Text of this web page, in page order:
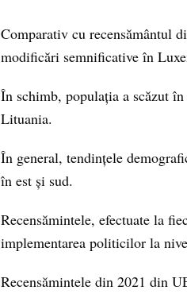
Comparativ cu recensământul
modificări semnificative în
În schimb, populația a scăzut
Lituania.
În general, tendințele
în est și sud.
Recensămintele, efectuate la
implementarea politicilor la
Recensămintele din 2021 din